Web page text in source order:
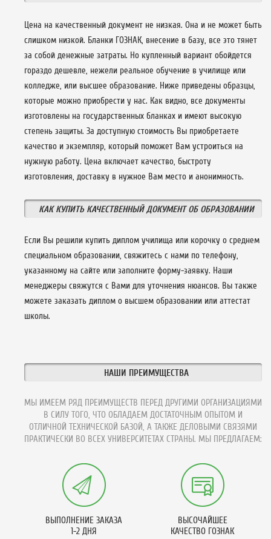
Цена на качественный документ не низкая. Она и не может быть
слишком низкой. Бланки ГОЗНАК, внесение в базу, все это тянет
за собой денежные затраты. Но купленный вариант обойдется
гораздо дешевле, нежели реальное обучение в училище или
колледже, или высшее образование. Ниже приведены образцы,
которые можно приобрести у нас. Как видно, все документы
изготовлены на государственных бланках и имеют высокую
степень защиты. За доступную стоимость Вы приобретаете
качество и экземпляр, который поможет Вам устроиться на
нужную работу. Цена включает качество, быстроту
изготовления, доставку в нужное Вам место и анонимность.
КАК КУПИТЬ КАЧЕСТВЕННЫЙ ДОКУМЕНТ ОБ ОБРАЗОВАНИИ
Если Вы решили купить диплом училища или корочку о среднем
специальном образовании, свяжитесь с нами по телефону,
указанному на сайте или заполните форму-заявку. Наши
менеджеры свяжутся с Вами для уточнения нюансов. Вы также
можете заказать диплом о высшем образовании или аттестат
школы.
НАШИ ПРЕИМУЩЕСТВА
МЫ ИМЕЕМ РЯД ПРЕИМУЩЕСТВ ПЕРЕД ДРУГИМИ ОРГАНИЗАЦИЯМИ
В СИЛУ ТОГО, ЧТО ОБЛАДАЕМ ДОСТАТОЧНЫМ ОПЫТОМ И
ОТЛИЧНОЙ ТЕХНИЧЕСКОЙ БАЗОЙ, А ТАКЖЕ ДЕЛОВЫМИ СВЯЗЯМИ
ПРАКТИЧЕСКИ ВО ВСЕХ УНИВЕРСИТЕТАХ СТРАНЫ. МЫ ПРЕДЛАГАЕМ:
ВЫПОЛНЕНИЕ ЗАКАЗА
1-2 ДНЯ
ВЫСОЧАЙШЕЕ
КАЧЕСТВО ГОЗНАК